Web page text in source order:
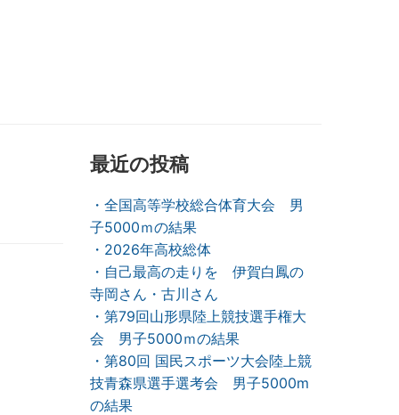
最近の投稿
・全国高等学校総合体育大会 男
子5000ｍの結果
・2026年高校総体
・自己最高の走りを 伊賀白鳳の
寺岡さん・古川さん
・第79回山形県陸上競技選手権大
会 男子5000ｍの結果
・第80回 国民スポーツ大会陸上競
技青森県選手選考会 男子5000m
の結果